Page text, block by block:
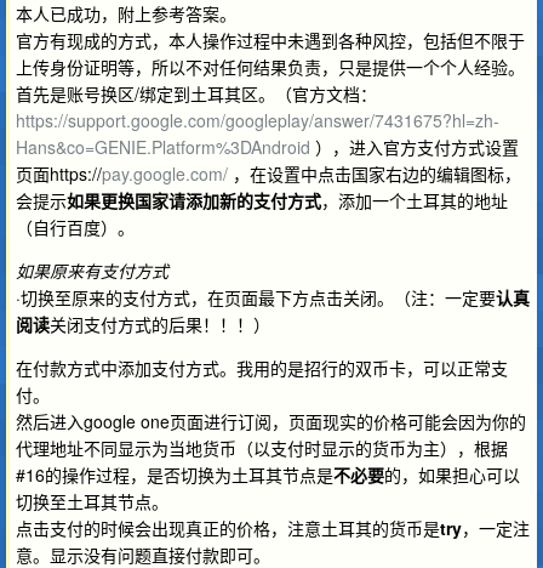
本人已成功，附上参考答案。
官方有现成的方式，本人操作过程中未遇到各种风控，包括但不限于
上传身份证明等，所以不对任何结果负责，只是提供一个个人经验。
首先是账号换区/绑定到土耳其区。（官方文档：
https://support.google.com/googleplay/answer/7431675?hl=zh-
Hans&co=GENIE.Platform%3DAndroid ），进入官方支付方式设置
页面https://pay.google.com/ ，在设置中点击国家右边的编辑图标，
会提示如果更换国家请添加新的支付方式，添加一个土耳其的地址
（自行百度）。
如果原来有支付方式
·切换至原来的支付方式，在页面最下方点击关闭。（注：一定要认真
阅读关闭支付方式的后果！！！）
在付款方式中添加支付方式。我用的是招行的双币卡，可以正常支
付。
然后进入google one页面进行订阅，页面现实的价格可能会因为你的
代理地址不同显示为当地货币（以支付时显示的货币为主），根据
#16的操作过程，是否切换为土耳其节点是不必要的，如果担心可以
切换至土耳其节点。
点击支付的时候会出现真正的价格，注意土耳其的货币是try，一定注
意。显示没有问题直接付款即可。